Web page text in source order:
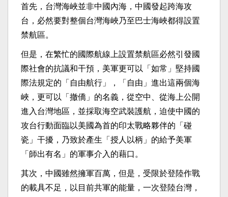
首先，台灣海峽並非中國內海，中國發起跨海攻
台，必然要對整個台灣海峽乃至巴士海峽都得設置
禁航區。
但是，在繁忙的國際航線上設置禁航區必然引發國
際社會的抗議和干預，美軍更可以「如常」堅持國
際法規定的「自由航行」，「自由」進出這兩個海
峽，更可以「撤僑」的名義，從空中、從海上公開
進入台灣地區，並採取海空武裝護航，迫使中國的
攻台行動面臨以美國為首的印太戰略夥伴的「碰
瓷」干擾，乃致於產生「授人以柄」的給予美軍
「師出有名」的軍事介入的藉口。
其次，中國雖然擁軍百萬，但是，受限於登陸作戰
的載具不足，以目前共軍的能量，一次登陸台灣，